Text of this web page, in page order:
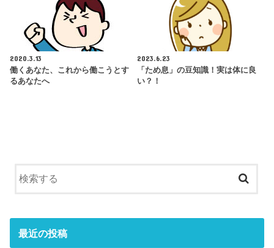
2020.3.13
働くあなた、これから働こうとす
るあなたへ
2023.6.23
「ため息」の豆知識！実は体に良
い？！
最近の投稿